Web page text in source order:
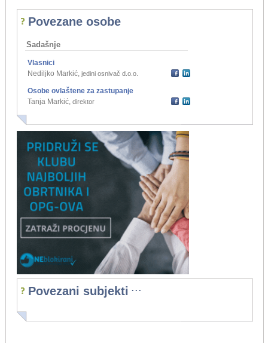
Povezane osobe
Sadašnje
Vlasnici
Nediljko Markić, jedini osnivač d.o.o.
Osobe ovlaštene za zastupanje
Tanja Markić, direktor
Povezani subjekti ...